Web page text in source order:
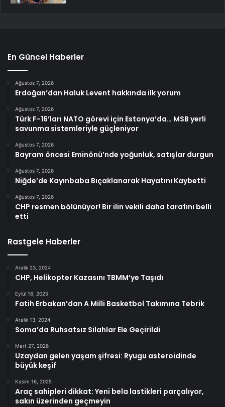
En Güncel Haberler
Ağustos 7, 2026
Erdoğan’dan Haluk Levent hakkında ilk yorum
Ağustos 7, 2026
Türk F-16’ları NATO görevi için Estonya’da… MSB yerli
savunma sistemleriyle güçleniyor
Ağustos 7, 2026
Bayram öncesi Eminönü’nde yoğunluk, satışlar durgun
Ağustos 7, 2026
Niğde’de Kayınbaba Bıçaklanarak Hayatını Kaybetti
Ağustos 7, 2026
CHP resmen bölünüyor! Bir ilin vekili daha tarafını belli
etti
Rastgele Haberler
Aralık 23, 2024
CHP, Helikopter Kazasını TBMM’ye Taşıdı
Eylül 16, 2025
Fatih Erbakan’dan A Milli Basketbol Takımına Tebrik
Aralık 13, 2024
Soma’da Ruhsatsız Silahlar Ele Geçirildi
Mart 27, 2026
Uzaydan gelen yaşam şifresi: Ryugu asteroidinde
büyük keşif
Kasım 16, 2025
Araç sahipleri dikkat: Yeni bela lastikleri parçalıyor,
sakın üzerinden geçmeyin